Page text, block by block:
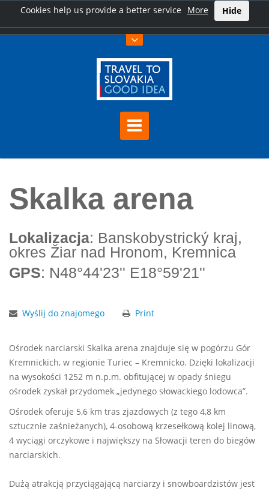
Cookies help us provide a better service More Hide
Skalka arena
Lokalizacja: Banskobystrický kraj,
okres Žiar nad Hronom, Kremnica
GPS: N48°44'23'' E18°59'21''
Wyślij do znajomego Print
Ośrodek narciarski Skalka arena znajduje się w pogórzu Gór
Kremnickich, w regionie Turiec – Kremnicko. Dzięki lokalizacji
na wysokości 1252 m n.p.m. obfitującej w opady śniegu
ośrodek zyskał przydomek „jedynego słowackiego lodowca”.
Ośrodek oferuje 5,6 km tras zjazdowych (z tego 4,8 km
sztucznie zaśnieżanych), 4-osobową krzesełkową kolej linową,
4 wyciągi orczykowe i największy na Słowacji teren do biegów
narciarskich.
Dużą atrakcją przyciągającą narciarzy i snowboardzistów jest